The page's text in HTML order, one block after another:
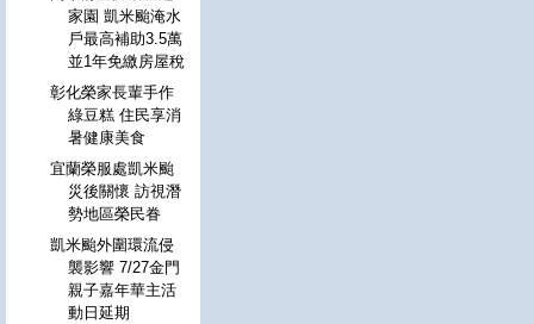
家園 凱米颱淹水
戶最高補助3.5萬
並1年免繳房屋稅
彰化榮家長輩手作
綠豆糕 住民享消
暑健康美食
宜蘭榮服處凱米颱
災後關懷 訪視潛
勢地區榮民眷
凱米颱外圍環流侵
襲影響 7/27金門
親子嘉年華主活
動日延期